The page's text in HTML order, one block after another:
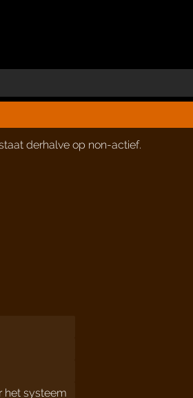
derhalve op non-actief.
het systeem